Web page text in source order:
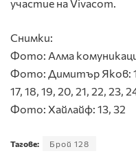
участие на Vivacom.
Снимки:
Фото: Алма
Фото: Димитър Яков: 1,
17, 18, 19, 20, 21, 22, 23,
Фото: Хайлайф: 13, 32
Тагове: Брой 128